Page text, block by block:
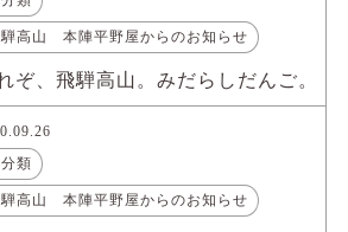
高山 本陣平野屋からのお知らせ
ぞ、飛騨高山。みだらしだんご。
類
高山 本陣平野屋からのお知らせ